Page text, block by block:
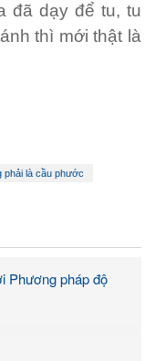
đã dạy để tu, tu
thì mới thật là
phải là cầu phước
Phương pháp độ